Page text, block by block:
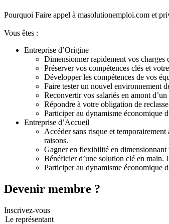
Pourquoi Faire appel à masolutionemploi.com et
Vous êtes :
Entreprise d’Origine
Dimensionner rapidement vos charges
Préserver vos compétences clés et
Développer les compétences de vos
Faire tester un nouvel environnement
Reconvertir vos salariés en amont
Répondre à votre obligation de
Participer au dynamisme économique
Entreprise d’Accueil
Accéder sans risque et
raisons.
Gagner en flexibilité en dimensionnant
Bénéficier d’une solution clé en main.
Participer au dynamisme économique
Devenir membre ?
Inscrivez-vous
Le représentant